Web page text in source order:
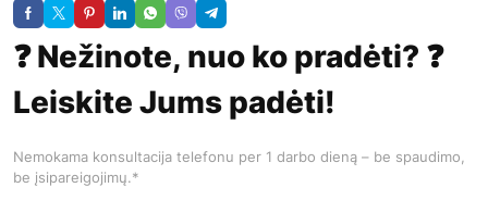
❓ Nežinote, nuo ko pradėti? ❓
Leiskite Jums padėti!
Nemokama konsultacija telefonu per 1 darbo dieną – be spaudimo,
be įsipareigojimų.*